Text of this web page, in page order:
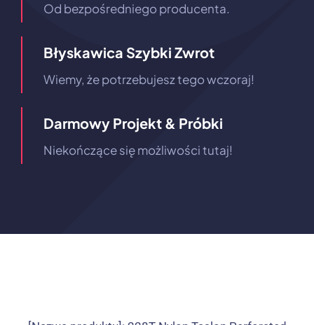
Od bezpośredniego producenta.
Błyskawica Szybki Zwrot
Wiemy, że potrzebujesz tego wczoraj!
Darmowy Projekt & Próbki
Niekończące się możliwości tutaj!